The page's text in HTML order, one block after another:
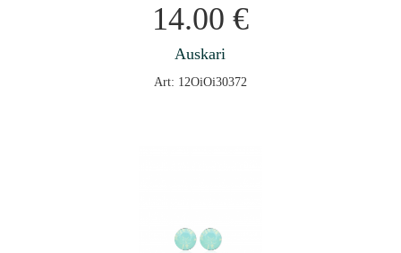
14.00 €
Auskari
Art: 12OiOi30372